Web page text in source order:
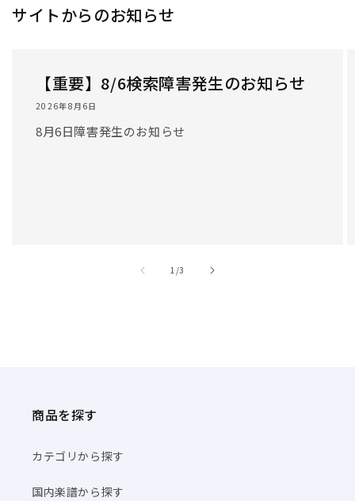
サイトからのお知らせ
【重要】8/6検索障害発生のお知らせ
2026年8月6日
8月6日障害発生のお知らせ
1 //3
商品を探す
カテゴリから探す
国内楽譜から探す